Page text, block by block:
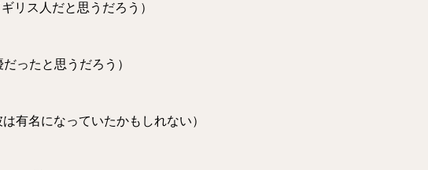
リス人だと思うだろう）
だったと思うだろう）
有名になっていたかもしれない）